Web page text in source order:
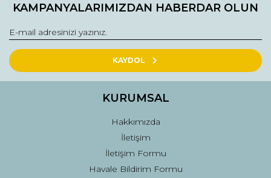
Görüş ve önerileriniz için teşekkür ederiz.
Ürün resmi kalitesiz, bozuk veya görüntülenemiyor.
Ürün açıklamasında eksik bilgiler bulunuyor.
Ürün fiyatı diğer sitelerden daha pahalı.
KAMPANYALARIMIZDAN HABERDAR OLUN
KAYDOL
KURUMSAL
Hakkımızda
İletişim
İletişim Formu
Havale Bildirim Formu